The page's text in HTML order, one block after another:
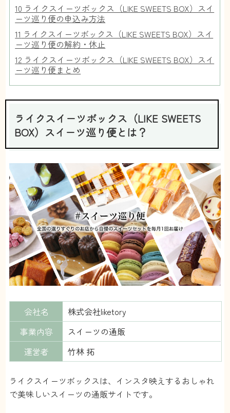
10 ライクスイーツボックス（LIKE SWEETS BOX）スイ
ーツ巡り便の申込み方法
11 ライクスイーツボックス（LIKE SWEETS BOX）スイ
ーツ巡り便の解約・休止
12 ライクスイーツボックス（LIKE SWEETS BOX）スイ
ーツ巡り便まとめ
ライクスイーツボックス（LIKE SWEETS
BOX）スイーツ巡り便とは？
会社名
株式会社liketory
事業内容
スイーツの通販
運営者
竹林 拓
ライクスイーツボックスは、インスタ映えするおしゃれ
で美味しいスイーツの通販サイトです。